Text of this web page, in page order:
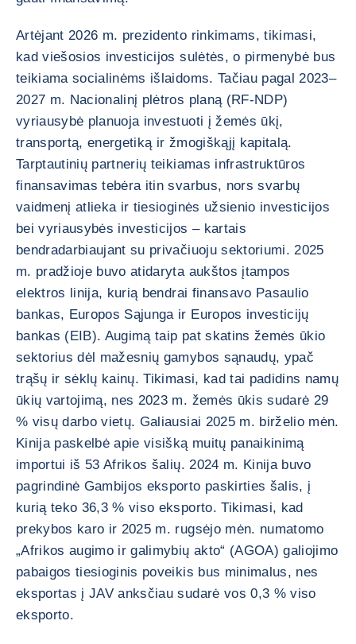
Artėjant 2026 m. prezidento rinkimams, tikimasi,
kad viešosios investicijos sulėtės, o pirmenybė bus
teikiama socialinėms išlaidoms. Tačiau pagal 2023–
2027 m. Nacionalinį plėtros planą (RF-NDP)
vyriausybė planuoja investuoti į žemės ūkį,
transportą, energetiką ir žmogiškąjį kapitalą.
Tarptautinių partnerių teikiamas infrastruktūros
finansavimas tebėra itin svarbus, nors svarbų
vaidmenį atlieka ir tiesioginės užsienio investicijos
bei vyriausybės investicijos – kartais
bendradarbiaujant su privačiuoju sektoriumi. 2025
m. pradžioje buvo atidaryta aukštos įtampos
elektros linija, kurią bendrai finansavo Pasaulio
bankas, Europos Sąjunga ir Europos investicijų
bankas (EIB). Augimą taip pat skatins žemės ūkio
sektorius dėl mažesnių gamybos sąnaudų, ypač
trąšų ir sėklų kainų. Tikimasi, kad tai padidins namų
ūkių vartojimą, nes 2023 m. žemės ūkis sudarė 29
% visų darbo vietų. Galiausiai 2025 m. birželio mėn.
Kinija paskelbė apie visišką muitų panaikinimą
importui iš 53 Afrikos šalių. 2024 m. Kinija buvo
pagrindinė Gambijos eksporto paskirties šalis, į
kurią teko 36,3 % viso eksporto. Tikimasi, kad
prekybos karo ir 2025 m. rugsėjo mėn. numatomo
„Afrikos augimo ir galimybių akto“ (AGOA) galiojimo
pabaigos tiesioginis poveikis bus minimalus, nes
eksportas į JAV anksčiau sudarė vos 0,3 % viso
eksporto.